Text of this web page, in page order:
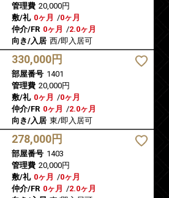
管理費 20,000円
敷/礼 0ヶ月 /0ヶ月
仲介/FR 0ヶ月 /2.0ヶ月
向き/入居 西/即入居可
330,000円
部屋番号 1401
管理費 20,000円
敷/礼 0ヶ月 /0ヶ月
仲介/FR 0ヶ月 /2.0ヶ月
向き/入居 東/即入居可
278,000円
部屋番号 1403
管理費 20,000円
敷/礼 0ヶ月 /0ヶ月
仲介/FR 0ヶ月 /2.0ヶ月